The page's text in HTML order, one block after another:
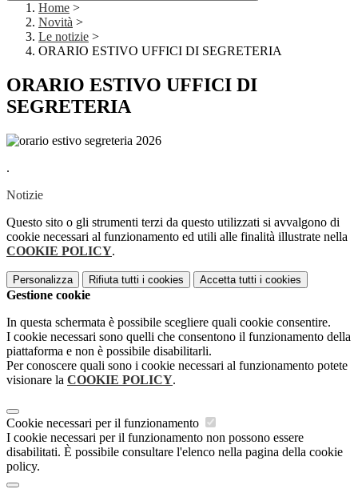
Home >
Novità >
Le notizie >
ORARIO ESTIVO UFFICI DI SEGRETERIA
ORARIO ESTIVO UFFICI DI
SEGRETERIA
.
Notizie
Questo sito o gli strumenti terzi da questo utilizzati si avvalgono di
cookie necessari al funzionamento ed utili alle finalità illustrate nella
COOKIE POLICY.
Personalizza Rifiuta tutti i cookies Accetta tutti i cookies
Gestione cookie
In questa schermata è possibile scegliere quali cookie consentire.
I cookie necessari sono quelli che consentono il funzionamento della
piattaforma e non è possibile disabilitarli.
Per conoscere quali sono i cookie necessari al funzionamento potete
visionare la COOKIE POLICY.
Cookie necessari per il funzionamento
I cookie necessari per il funzionamento non possono essere
disabilitati. È possibile consultare l'elenco nella pagina della cookie
policy.